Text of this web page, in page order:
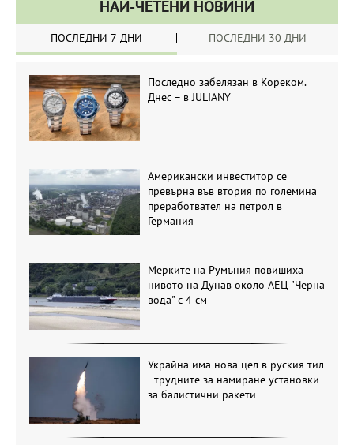
НАЙ-ЧЕТЕНИ НОВИНИ
ПОСЛЕДНИ 7 ДНИ ПОСЛЕДНИ 30 ДНИ
Последно забелязан в Кореком.
Днес – в JULIANY
Американски инвеститор се
превърна във втория по големина
преработвател на петрол в
Германия
Мерките на Румъния повишиха
нивото на Дунав около АЕЦ "Черна
вода" с 4 см
Украйна има нова цел в руския тил
- трудните за намиране установки
за балистични ракети